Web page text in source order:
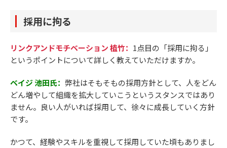
採用に拘る
リンクアンドモチベーション 植竹： 1点目の「採用に拘る」
というポイントについて詳しく教えていただけますか。
ベイジ 池田氏： 弊社はそもそもの採用方針として、人をどん
どん増やして組織を拡大していこうというスタンスではあり
ません。良い人がいれば採用して、徐々に成長していく方針
です。
かつて、経験やスキルを重視して採用していた頃もありまし